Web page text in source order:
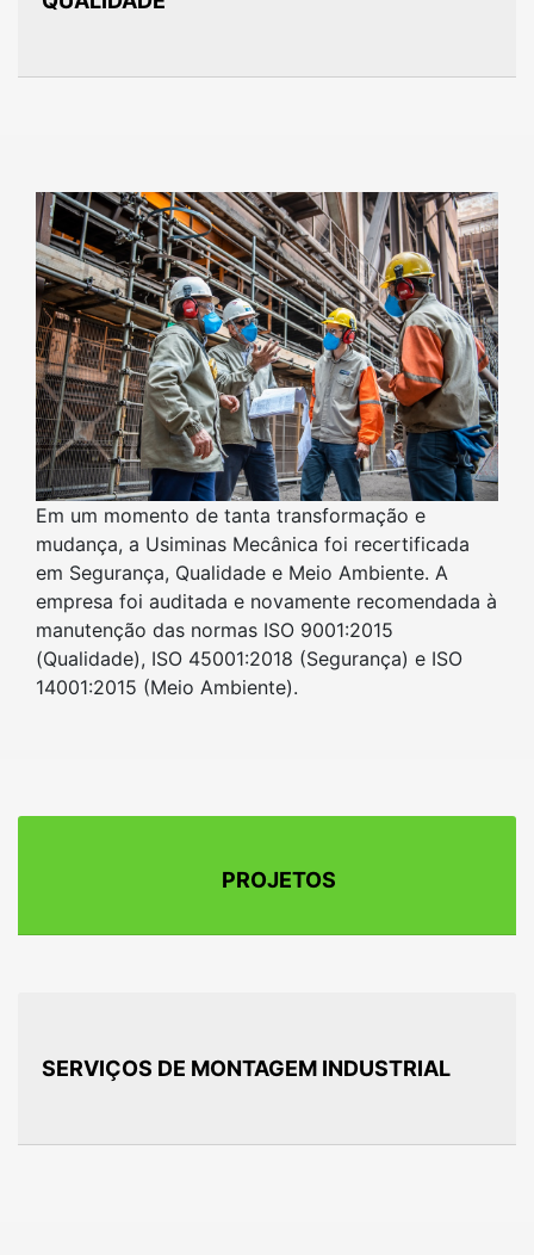
Em um momento de tanta transformação e
mudança, a Usiminas Mecânica foi recertificada
em Segurança, Qualidade e Meio Ambiente. A
empresa foi auditada e novamente recomendada à
manutenção das normas ISO 9001:2015
(Qualidade), ISO 45001:2018 (Segurança) e ISO
14001:2015 (Meio Ambiente).
PROJETOS
SERVIÇOS DE MONTAGEM INDUSTRIAL